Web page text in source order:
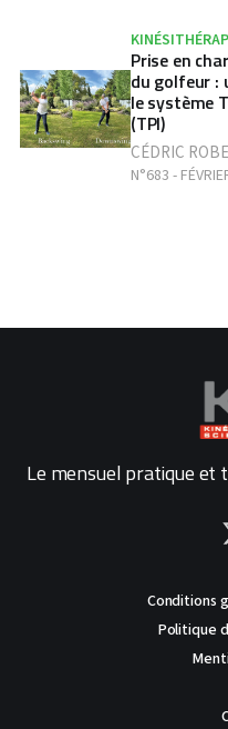
Prise en
du golfeur :
le système
(TPI)
CÉDRIC
N°683 -
Le mensuel pratique et
Conditions
Politique